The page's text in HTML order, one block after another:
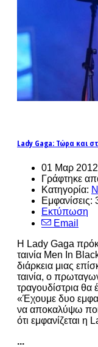
Lady Gaga: Τώρα και
01 Μαρ
Γράφτηκε
Κατηγορία:
Εμφανίσεις:
Εκτύπωση
Email
H Lady Gaga
ταινία Men In
διάρκεια μιας
ταινία, ο
τραγουδίστρια θα
«Έχουμε δυο
να αποκαλύψω
ότι εμφανίζεται η
...